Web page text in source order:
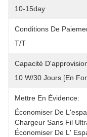
10-15day
Conditions De
T/T
Capacité
10 W/30 Jours [en
Mettre En Évidence:
Économiser De
Chargeur Sans Fil
Économiser De L'